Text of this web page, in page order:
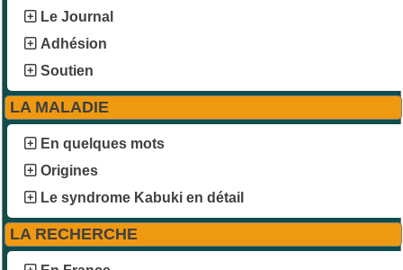
Le Journal
Adhésion
Soutien
LA MALADIE
En quelques mots
Origines
Le syndrome Kabuki en détail
LA RECHERCHE